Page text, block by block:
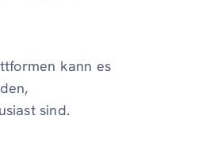
kann es
sind.